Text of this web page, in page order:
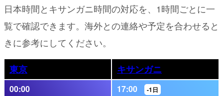
日本時間とキサンガニ時間の対応を、1時間ごとに一
覧で確認できます。海外との連絡や予定を合わせると
きに参考にしてください。
東京 キサンガニ
00:00 17:00 -1日